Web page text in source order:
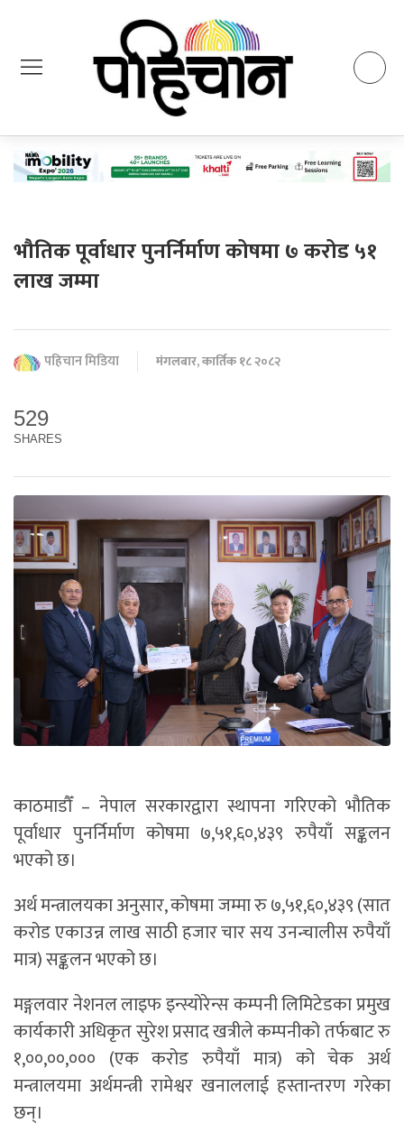
भौतिक पूर्वाधार पुनर्निर्माण कोषमा ७ करोड ५१
लाख जम्मा
पहिचान मिडिया मंगलबार, कार्तिक १८ २०८२
529
SHARES
काठमाडौँ – नेपाल सरकारद्वारा स्थापना गरिएको भौतिक
पूर्वाधार पुनर्निर्माण कोषमा ७,५१,६०,४३९ रुपैयाँ सङ्कलन
भएको छ।
अर्थ मन्त्रालयका अनुसार, कोषमा जम्मा रु ७,५१,६०,४३९ (सात
करोड एकाउन्न लाख साठी हजार चार सय उनन्चालीस रुपैयाँ
मात्र) सङ्कलन भएको छ।
मङ्गलवार नेशनल लाइफ इन्स्योरेन्स कम्पनी लिमिटेडका प्रमुख
कार्यकारी अधिकृत सुरेश प्रसाद खत्रीले कम्पनीको तर्फबाट रु
१,००,००,००० (एक करोड रुपैयाँ मात्र) को चेक अर्थ
मन्त्रालयमा अर्थमन्त्री रामेश्वर खनाललाई हस्तान्तरण गरेका
छन्।